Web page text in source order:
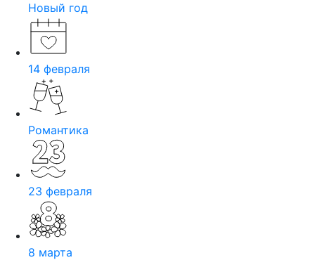
Новый год
14 февраля
Романтика
23 февраля
8 марта